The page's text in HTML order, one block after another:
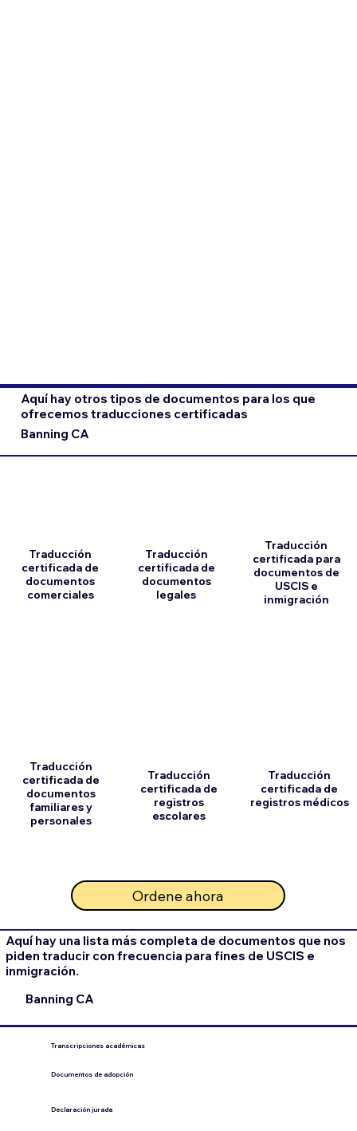
Transcripciones académicas
Documentos de adopción
Declaración jurada
Aquí hay otros tipos de documentos para los que
ofrecemos traducciones certificadas
Banning CA
Traducción
certificada de
documentos
comerciales
Traducción
certificada de
documentos
familiares y
personales
Traducción
certificada de
documentos
legales
Traducción
certificada de
registros
escolares
Ordene ahora
Traducción
certificada para
documentos de
USCIS e
inmigración
Traducción
certificada de
registros médicos
Aquí hay una lista más completa de documentos que nos
piden traducir con frecuencia para fines de USCIS e
inmigración.
Banning CA